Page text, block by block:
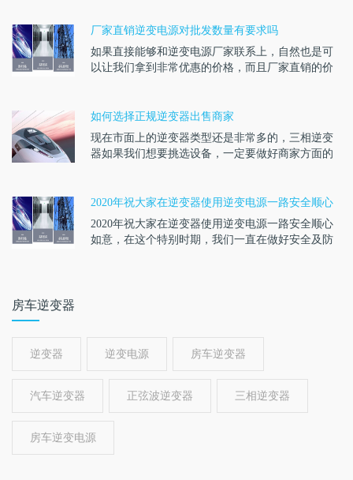
厂家直销逆变电源对批发数量有要求吗
如果直接能够和逆变电源厂家联系上，自然也是可
以让我们拿到非常优惠的价格，而且厂家直销的价
如何选择正规逆变器出售商家
现在市面上的逆变器类型还是非常多的，三相逆变
器如果我们想要挑选设备，一定要做好商家方面的
2020年祝大家在逆变器使用逆变电源一路安全顺心
如意
2020年祝大家在逆变器使用逆变电源一路安全顺心
如意，在这个特别时期，我们一直在做好安全及防
房车逆变器
逆变器 逆变电源 房车逆变器
汽车逆变器 正弦波逆变器 三相逆变器
房车逆变电源